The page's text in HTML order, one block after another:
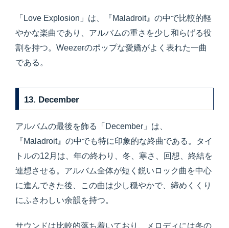
「Love Explosion」は、『Maladroit』の中で比較的軽
やかな楽曲であり、アルバムの重さを少し和らげる役
割を持つ。Weezerのポップな愛嬌がよく表れた一曲
である。
13. December
アルバムの最後を飾る「December」は、
『Maladroit』の中でも特に印象的な終曲である。タイ
トルの12月は、年の終わり、冬、寒さ、回想、終結を
連想させる。アルバム全体が短く鋭いロック曲を中心
に進んできた後、この曲は少し穏やかで、締めくくり
にふさわしい余韻を持つ。
サウンドは比較的落ち着いており、メロディには冬の